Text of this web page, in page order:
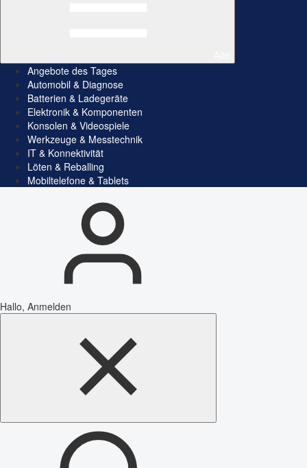
Angebote des Tages
Automobil & Diagnose
Batterien & Ladegeräte
Elektronik & Komponenten
Konsolen & Videospiele
Werkzeuge & Messtechnik
IT & Konnektivität
Löten & Reballing
Mobiltelefone & Tablets
Hallo, Anmelden